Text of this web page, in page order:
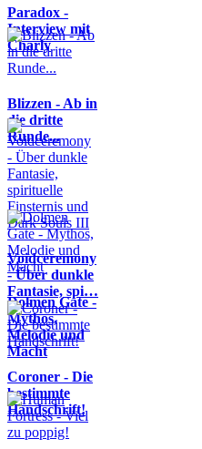
Paradox -
Interview mit
Charly
Blizzen - Ab in
die dritte
Runde...
Voidceremony
- Über dunkle
Fantasie, spi…
Dolmen Gate -
Mythos,
Melodie und
Macht
Coroner - Die
bestimmte
Handschrift!